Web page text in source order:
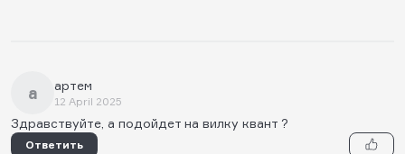
а артем
12 April 2025
Здравствуйте, а подойдет на вилку квант ?
Ответить